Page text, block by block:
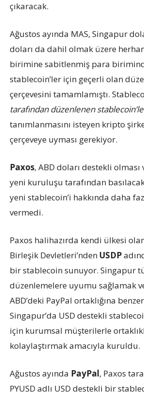
çıkaracak.
Ağustos ayında MAS, Singapur
doları da dahil olmak üzere
birimine sabitlenmiş para
stablecoin’ler için geçerli olan
çerçevesini tamamlamıştı.
tarafından düzenlenen
tanımlanmasını isteyen kripto
çerçeveye uyması gerekiyor.
Paxos, ABD doları destekli olması
yeni kuruluşu tarafından basılacak
yeni stablecoin’i hakkında daha
vermedi.
Paxos halihazırda kendi ülkesi
Birleşik Devletleri’nden USDP
bir stablecoin sunuyor. Singapur
düzenlemelere uyumu sağlamak
ABD’deki PayPal ortaklığına
Singapur’da USD destekli
için kurumsal müşterilerle
kolaylaştırmak amacıyla kuruldu.
Ağustos ayında PayPal, Paxos
PYUSD adlı USD destekli bir